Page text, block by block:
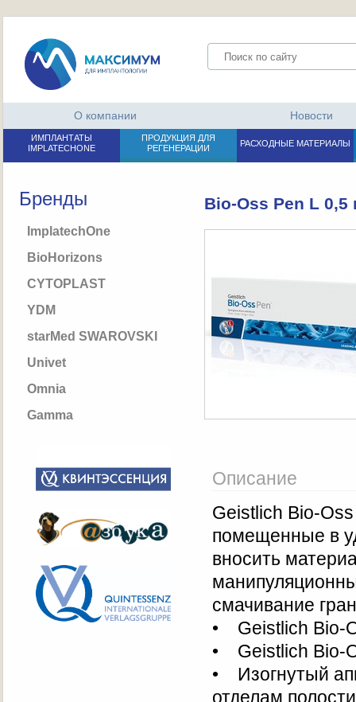
О компании Новости
ИМПЛАНТАТЫ
IMPLATECHONE
ПРОДУКЦИЯ ДЛЯ
РЕГЕНЕРАЦИИ
РАСХОДНЫЕ МАТЕРИАЛЫ
Бренды
ImplatechOne
BioHorizons
CYTOPLAST
YDM
starMed SWAROVSKI
Univet
Omnia
Gamma
Bio-Oss Pen L 0,5
Описание
Geistlich Bio-
помещенные в
вносить
смачивание
• Geistlich Bio-
• Geistlich Bio-
• Изогнутый
отделам